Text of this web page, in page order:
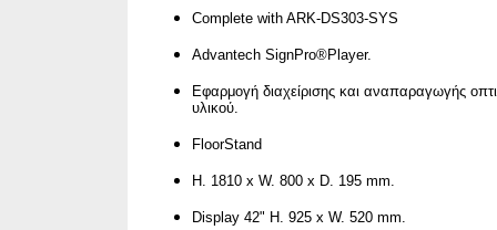
Complete with ARK-DS303-SYS
Advantech SignPro®Player.
Εφαρμογή διαχείρισης και αναπαραγωγής
υλικού.
FloorStand
H. 1810 x W. 800 x D. 195 mm.
Display 42" H. 925 x W. 520 mm.